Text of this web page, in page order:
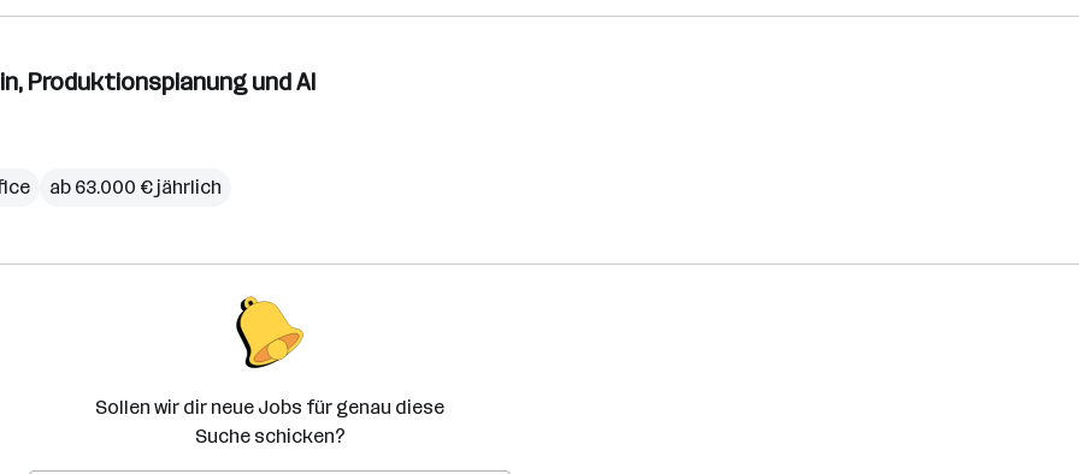
Produktionsplanung und AI
ab 63.000 € jährlich
Sollen wir dir neue Jobs für genau diese
Suche schicken?